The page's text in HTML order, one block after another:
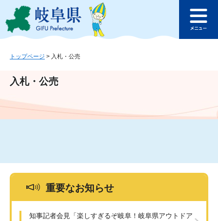
ジ
ュ
文
このページの本文へ
ュ
トップページ > 入札・公売
入札・公売
重要なお知らせ
知事記者会見「楽しすぎるぞ岐阜！岐阜県アウトドア